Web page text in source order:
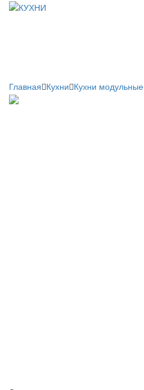
Главная Кухни Кухни модульные